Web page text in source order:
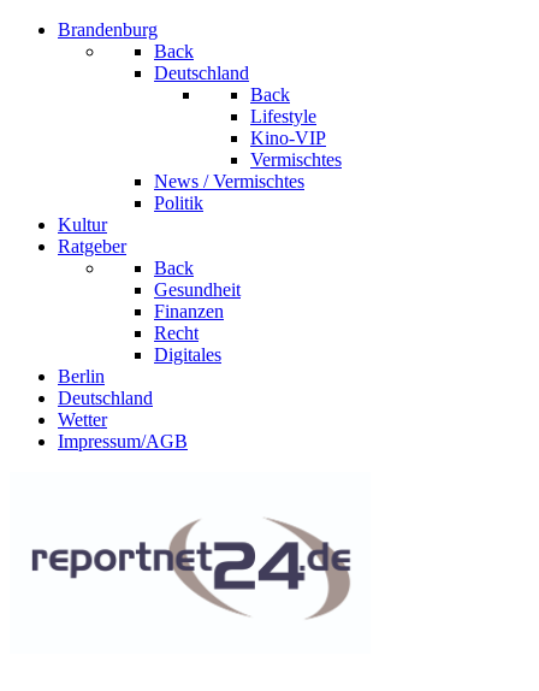
Brandenburg
Back
Deutschland
Back
Lifestyle
Kino-VIP
Vermischtes
News / Vermischtes
Politik
Kultur
Ratgeber
Back
Gesundheit
Finanzen
Recht
Digitales
Berlin
Deutschland
Wetter
Impressum/AGB